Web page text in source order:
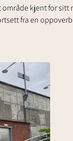
kjent for sitt
fra en